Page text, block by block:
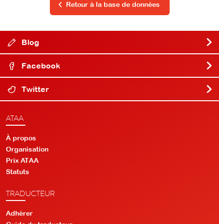
Retour à la base de données
Blog
Facebook
Twitter
ATAA
À propos
Organisation
Prix ATAA
Statuts
TRADUCTEUR
Adhérer